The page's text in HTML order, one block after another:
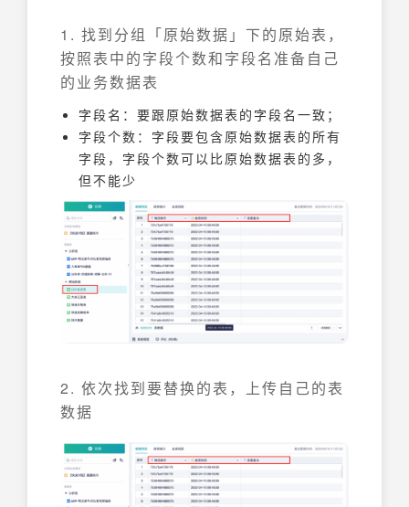
1. 找到分组「原始数据」下的原始表，
按照表中的字段个数和字段名准备自己
的业务数据表
字段名：要跟原始数据表的字段名一致；
字段个数：字段要包含原始数据表的所有
字段，字段个数可以比原始数据表的多，
但不能少
2. 依次找到要替换的表，上传自己的表
数据